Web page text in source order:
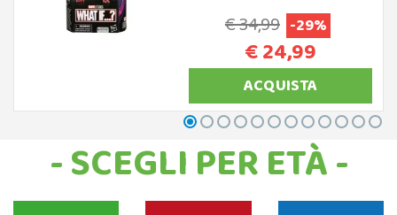
€ 34,99 -29%
€ 24,99
ACQUISTA
- SCEGLI PER ETÀ -